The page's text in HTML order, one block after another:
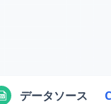
データソース